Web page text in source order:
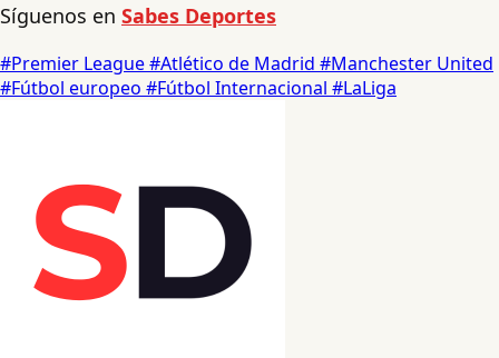
Síguenos en Sabes Deportes
#Premier League#Atlético de Madrid #Manchester United
#Fútbol europeo #Fútbol Internacional #LaLiga